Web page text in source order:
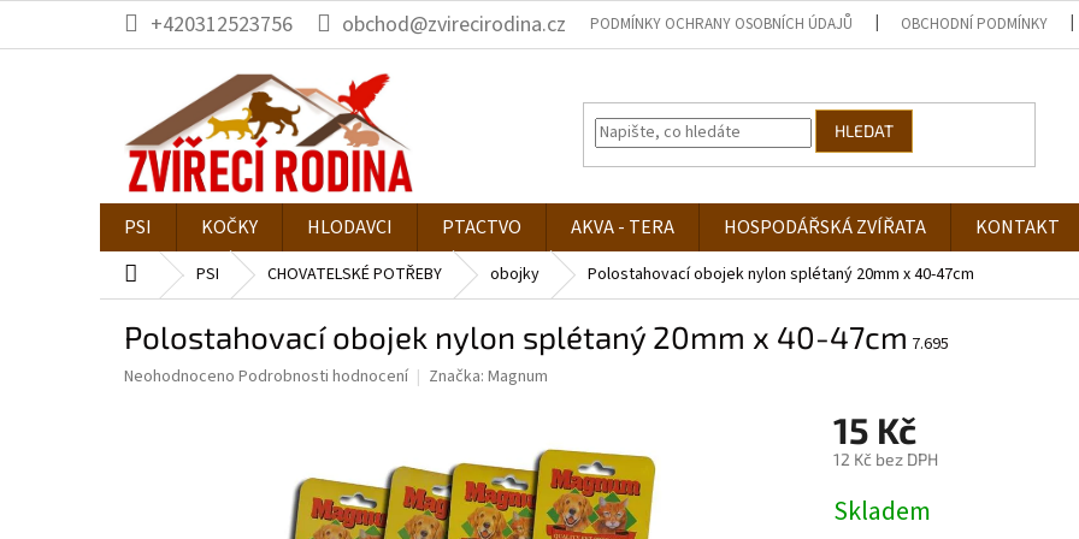
obsah
+420312523756 obchod@zvirecirodina.cz PODMÍNKY OCHRANY OSOBNÍCH ÚDAJŮ OBCHODNÍ PODMÍNKY
HLEDAT
PSI KOČKY HLODAVCI PTACTVO AKVA - TERA HOSPODÁŘSKÁ ZVÍŘATA KONTAKT
Domů PSI CHOVATELSKÉ POTŘEBY obojky Polostahovací obojek nylon splétaný 20mm x 40-47cm
Polostahovací obojek nylon splétaný 20mm x 40-47cm 7.695
Průměrné
Neohodnoceno Podrobnosti hodnocení Značka: Magnum
15 Kč
12 Kč bez DPH
cena:
Skladem